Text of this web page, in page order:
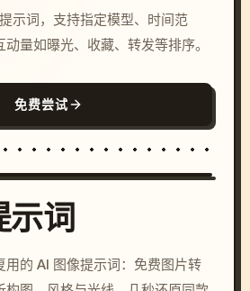
示词，支持指定模型、时间范
量如曝光、收藏、转发等排序。
免费尝试
c, cyberpunk sunset, neon
示词
用的 AI 图像提示词：免费图片转